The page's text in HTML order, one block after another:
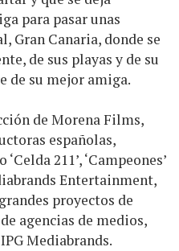
para pasar unas
Gran Canaria, donde se
de sus playas y de su
de su mejor amiga.
de Morena Films,
españolas,
211’, ‘Campeones’
Entertainment,
proyectos de
agencias de medios,
Mediabrands.